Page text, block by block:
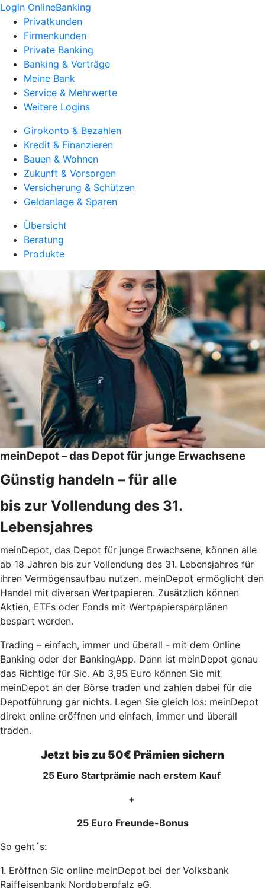
Login OnlineBanking
Privatkunden
Firmenkunden
Private Banking
Banking & Verträge
Meine Bank
Service & Mehrwerte
Weitere Logins
Girokonto & Bezahlen
Kredit & Finanzieren
Bauen & Wohnen
Zukunft & Vorsorgen
Versicherung & Schützen
Geldanlage & Sparen
Übersicht
Beratung
Produkte
meinDepot – das Depot für junge Erwachsene
Günstig handeln – für alle
bis zur Vollendung des 31.
Lebensjahres
meinDepot, das Depot für junge Erwachsene, können alle
ab 18 Jahren bis zur Vollendung des 31. Lebensjahres für
ihren Vermögensaufbau nutzen. meinDepot ermöglicht den
Handel mit diversen Wertpapieren. Zusätzlich können
Aktien, ETFs oder Fonds mit Wertpapiersparplänen
bespart werden.
Trading – einfach, immer und überall - mit dem Online
Banking oder der BankingApp. Dann ist meinDepot genau
das Richtige für Sie. Ab 3,95 Euro können Sie mit
meinDepot an der Börse traden und zahlen dabei für die
Depotführung gar nichts. Legen Sie gleich los: meinDepot
direkt online eröffnen und einfach, immer und überall
traden.
Jetzt bis zu 50€ Prämien sichern
25 Euro Startprämie nach erstem Kauf
+
25 Euro Freunde-Bonus
So geht´s:
1. Eröffnen Sie online meinDepot bei der Volksbank
Raiffeisenbank Nordoberpfalz eG.